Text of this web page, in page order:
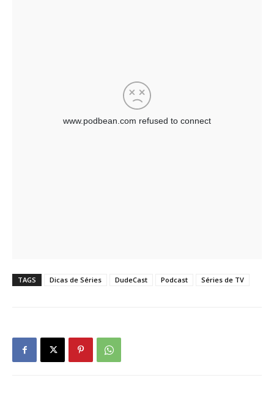
TAGS Dicas de Séries DudeCast Podcast Séries de TV